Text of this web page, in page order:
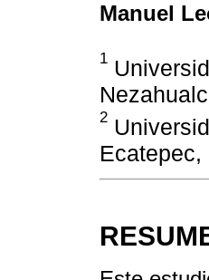
Manuel
1
2
Ecatepec,